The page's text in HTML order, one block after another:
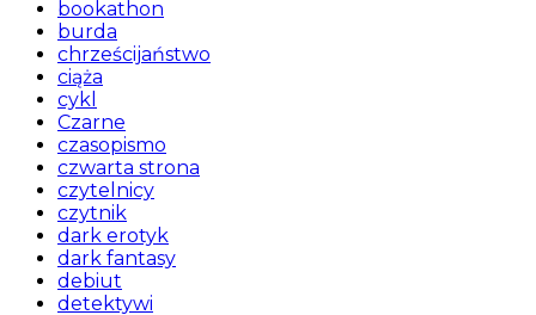
bookathon
burda
chrześcijaństwo
ciąża
cykl
Czarne
czasopismo
czwarta strona
czytelnicy
czytnik
dark erotyk
dark fantasy
debiut
detektywi